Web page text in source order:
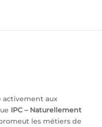
activement aux
IPC – Naturellement
les métiers de